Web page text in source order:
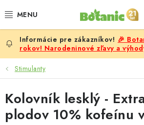
na
PREMIUM
DOPLNKY STRAVY
CIELE
POTRAVINY A NÁPOJE
🎉
rokov! Narodeninové zľavy a
Stimulanty
Kolovník lesklý -
plodov 10% kofeínu